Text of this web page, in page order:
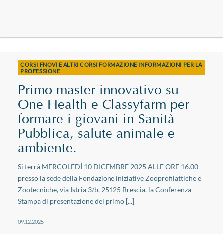
CORSI FNOVI E ALTRI CORSI FORMAZIONE INFORMAZIONI PER LA
PROFESSIONE
Primo master innovativo su
One Health e Classyfarm per
formare i giovani in Sanità
Pubblica, salute animale e
ambiente.
Si terrà MERCOLEDÍ 10 DICEMBRE 2025 ALLE ORE 16.00
presso la sede della Fondazione iniziative Zooprofilattiche e
Zootecniche, via Istria 3/b, 25125 Brescia, la Conferenza
Stampa di presentazione del primo [...]
09.12.2025